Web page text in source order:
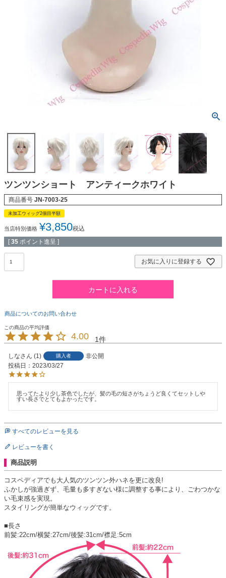
ツンツンショート アンティークホワイト
商品番号 JN-7003-25
未加工ウィッグ2個目半額
当店特別価格 ¥3,850税込
[ 35 ポイント進呈 ]
お気に入りに登録する
カートに入れる
商品についてのお問い合わせ
4.00 1
しな 1 購入者
非公開
投稿日
2023/03/27
思ってたより少し茶色でしたが、髪の毛の短さがちょうど良くてセットしや
すい長さでとてもよかったです。
すべてのレビューを見る
レビューを書く
商品説明
コスペディアでも大人気のツンツン外ハネを更に改良!
ふかしが強過ぎず、毛量も多すぎない様に調整する事により、ごわつかな
い毛束感を実現。
スタイリングが簡単なウィッグです。
■長さ
前髪:22cm/横髪:27cm/後髪:31cm/襟足:5cm